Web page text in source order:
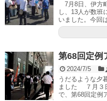
7月8日、伊方
し、13人が数班
いました。今回
第68回定例
2024/7/5
うだるような夕
ました ７月３
で、第68回定例